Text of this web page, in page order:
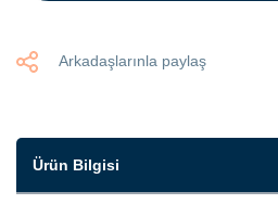
Arkadaşlarınla paylaş
Ürün Bilgisi